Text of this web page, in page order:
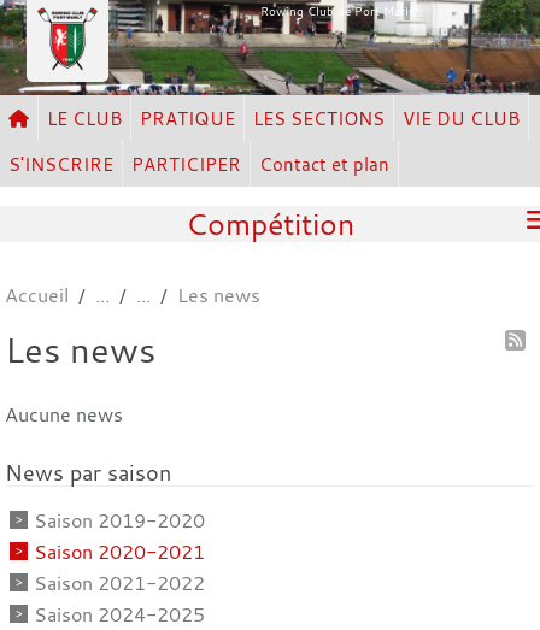
Rowing Club de Port Marly
LE CLUB PRATIQUE LES SECTIONS
VIE DU CLUB
S'INSCRIRE
PARTICIPER Contact et plan
Compétition
Accueil Les news
Les news
Aucune news
News par saison
Saison 2019-2020
Saison 2020-2021
Saison 2021-2022
Saison 2024-2025
Panneau de gestion des cookies